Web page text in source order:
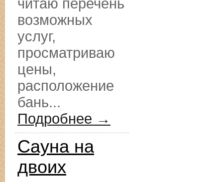
читаю перечень
возможных
услуг,
просматриваю
цены,
расположение
бань...
Подробнее →
Сауна на
двоих